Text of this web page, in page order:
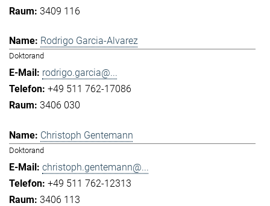
3409 116
Rodrigo Garcia-Alvarez
Doktorand
rodrigo.garcia@...
+49 511 762-17086
3406 030
Christoph Gentemann
Doktorand
christoph.gentemann@...
+49 511 762-12313
3406 113